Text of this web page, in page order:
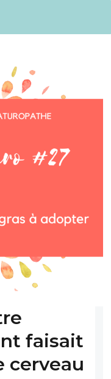
faisait
cerveau